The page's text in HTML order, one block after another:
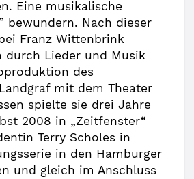
Eine musikalische
bewundern. Nach dieser
Franz Wittenbrink
durch Lieder und Musik
des
Landgraf mit dem Theater
spielte sie drei Jahre
2008 in „Zeitfenster“
Terry Scholes in
in den Hamburger
und gleich im Anschluss